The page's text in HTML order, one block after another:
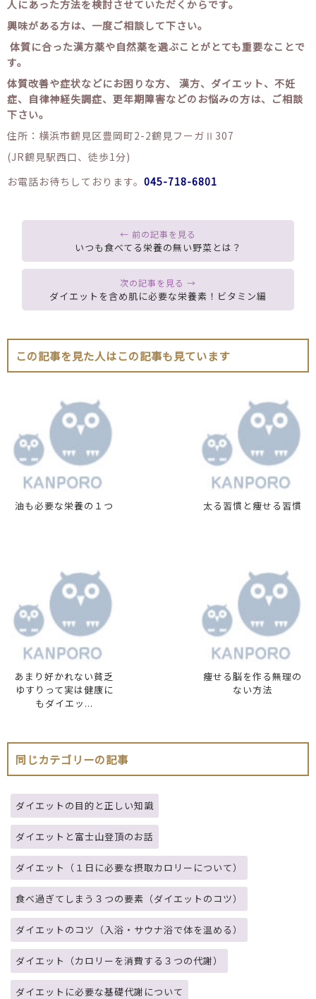
人にあった方法を検討させていただくからです。
興味がある方は、一度ご相談して下さい。
体質に合った漢方薬や自然薬を選ぶことがとても重要なことで
す。
体質改善や症状などにお困りな方、 漢方、ダイエット、不妊
症、自律神経失調症、更年期障害などのお悩みの方は、ご相談
下さい。
住所：横浜市鶴見区豊岡町2-2鶴見フーガⅡ307
(JR鶴見駅西口、徒歩1分)
お電話お待ちしております。 045-718-6801
いつも食べてる栄養の無い野菜とは？
ダイエットを含め肌に必要な栄養素！ビタミン編
この記事を見た人はこの記事も見ています
油も必要な栄養の１つ 太る習慣と痩せる習慣
あまり好かれない貧乏
ゆすりって実は健康に
もダイエッ...
痩せる脳を作る無理の
ない方法
同じカテゴリーの記事
ダイエットの目的と正しい知識
ダイエットと富士山登頂のお話
ダイエット（１日に必要な摂取カロリーについて）
食べ過ぎてしまう３つの要素（ダイエットのコツ）
ダイエットのコツ（入浴・サウナ浴で体を温める）
ダイエット（カロリーを消費する３つの代謝）
ダイエットに必要な基礎代謝について